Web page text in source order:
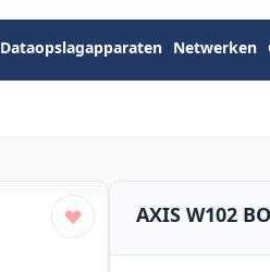
Dataopslagapparaten Netwerken
AXIS W102